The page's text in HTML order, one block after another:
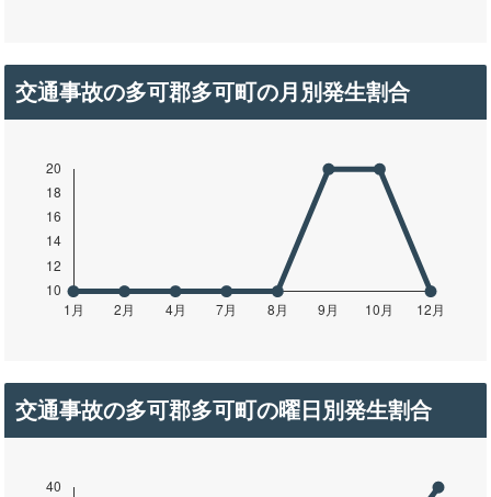
交通事故の多可郡多可町の月別発生割合
交通事故の多可郡多可町の曜日別発生割合